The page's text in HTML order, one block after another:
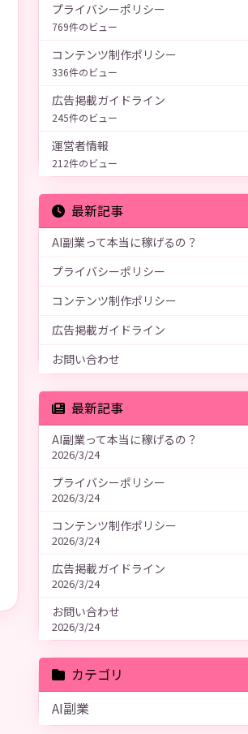
プライバシーポリシー
769件のビュー
コンテンツ制作ポリシー
336件のビュー
広告掲載ガイドライン
245件のビュー
運営者情報
212件のビュー
最新記事
AI副業って本当に稼げるの？
プライバシーポリシー
コンテンツ制作ポリシー
広告掲載ガイドライン
お問い合わせ
最新記事
AI副業って本当に稼げるの？
2026/3/24
プライバシーポリシー
2026/3/24
コンテンツ制作ポリシー
2026/3/24
広告掲載ガイドライン
2026/3/24
お問い合わせ
2026/3/24
カテゴリ
AI副業